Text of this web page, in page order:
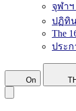
จุฬา
ปฏิทิ
The
ประก
On